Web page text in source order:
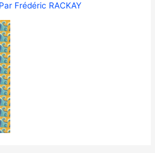
Frédéric RACKAY